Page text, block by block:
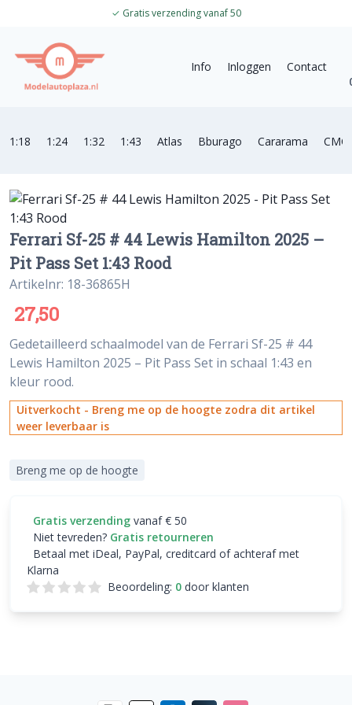
✓ Gratis verzending vanaf 50
Info Inloggen
Contact
1:18 1:24 1:32 1:43 Atlas Bburago Cararama CMC
Ferrari Sf-25 # 44 Lewis Hamilton 2025 –
Pit Pass Set 1:43 Rood
Artikelnr: 18-36865H
27,50
Gedetailleerd schaalmodel van de Ferrari Sf-25 # 44
Lewis Hamilton 2025 – Pit Pass Set in schaal 1:43 en
kleur rood.
Uitverkocht - Breng me op de hoogte zodra dit artikel
weer leverbaar is
Breng me op de hoogte
Gratis verzending vanaf € 50
Niet tevreden? Gratis retourneren
Betaal met iDeal, PayPal, creditcard of achteraf met
Klarna
Beoordeling: 0door klanten